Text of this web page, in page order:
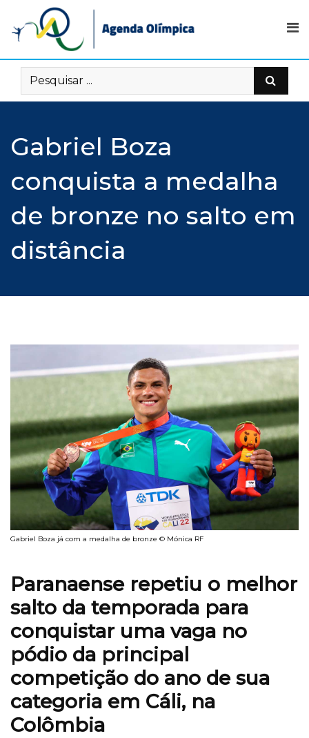
content
Gabriel Boza
conquista a medalha
de bronze no salto em
distância
Gabriel Boza já com a medalha de bronze © Mónica RF
Paranaense repetiu o melhor
salto da temporada para
conquistar uma vaga no
pódio da principal
competição do ano de sua
categoria em Cáli, na
Colômbia